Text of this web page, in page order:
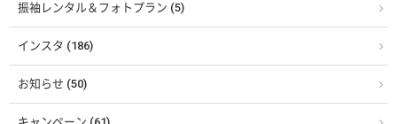
振袖レンタル＆フォトプラン (5)
インスタ (186)
お知らせ (50)